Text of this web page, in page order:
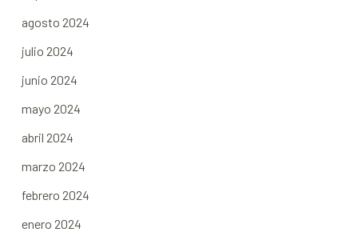
agosto 2024
julio 2024
junio 2024
mayo 2024
abril 2024
marzo 2024
febrero 2024
enero 2024